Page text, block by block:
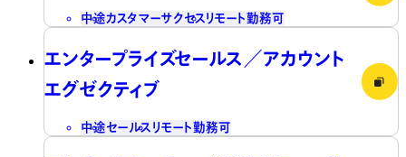
中途カスタマーサクセスリモート勤務可
エンタープライズセールス／アカウント
エグゼクティブ
中途セールス リモート勤務可